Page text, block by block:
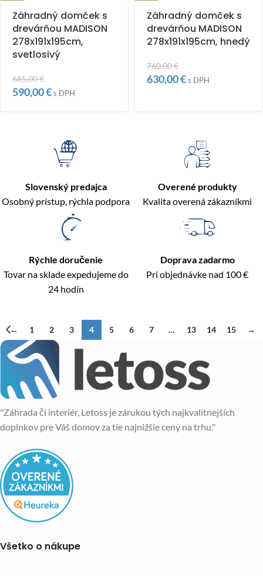
Záhradný domček s
drevárňou MADISON
278x191x195cm,
svetlosivý
685,00€
590,00€s DPH
Záhradný domček s
drevárňou MADISON
278x191x195cm, hnedý
760,00€
630,00€s DPH
Slovenský predajca
Osobný prístup, rýchla podpora
Overené produkty
Kvalita overená zákazníkmi
Rýchle doručenie
Tovar na sklade expedujeme do
24 hodín
Doprava zadarmo
Pri objednávke nad 100 €
← 1 2 3 4 5 6 7 … 13 14 15 →
"Záhrada či interiér, Letoss je zárukou tých najkvalitnejších
doplnkov pre Váš domov za tie najnižšie ceny na trhu."
Všetko o nákupe